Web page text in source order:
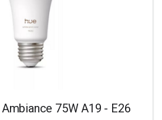
75W A19 - E26